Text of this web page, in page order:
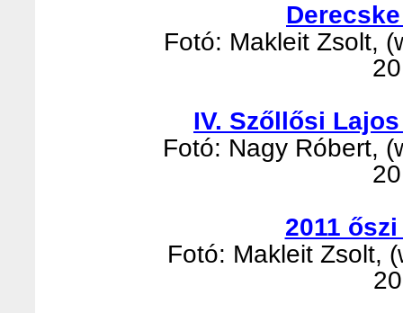
Fotó: Makleit Zsolt,
IV. Szőllősi
Fotó: Nagy Róbert,
2011
Fotó: Makleit Zsolt,